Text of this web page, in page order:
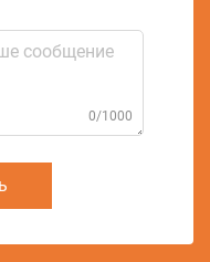
0/1000